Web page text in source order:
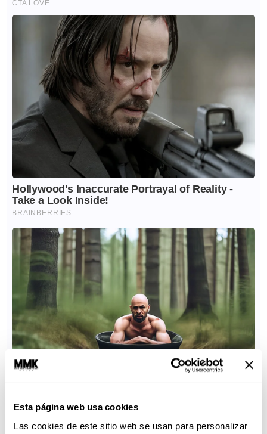
Esta página web usa cookies
Las cookies de este sitio web se usan para personalizar